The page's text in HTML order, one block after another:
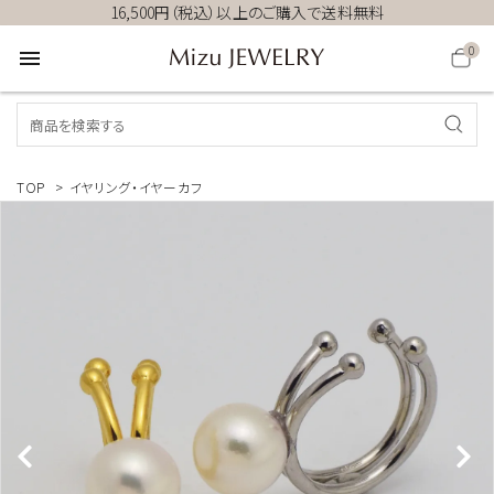
16,500円（税込）以上のご購入で送料無料
menu 0
TOP > イヤリング・イヤーカフ